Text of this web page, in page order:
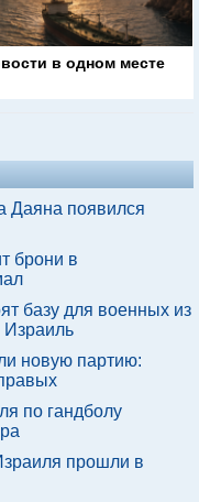
в одном месте
Даяна появился
брони в
базу для военных из
Израиль
новую партию:
по гандболу
прошли в